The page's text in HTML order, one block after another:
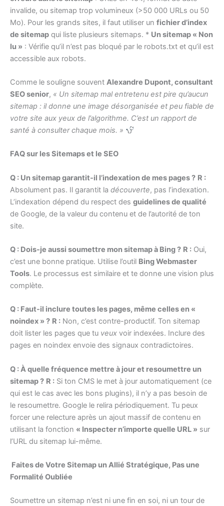
invalide, ou sitemap trop volumineux (>50 000 URLs ou 50
Mo). Pour les grands sites, il faut utiliser un fichier d’index
de sitemap qui liste plusieurs sitemaps. * Un sitemap « Non
lu » : Vérifie qu’il n’est pas bloqué par le robots.txt et qu’il est
accessible aux robots.
Comme le souligne souvent Alexandre Dupont, consultant
SEO senior, « Un sitemap mal entretenu est pire qu’aucun
sitemap : il donne une image désorganisée et peu fiable de
votre site aux yeux de l’algorithme. C’est un rapport de
santé à consulter chaque mois. »
FAQ sur les Sitemaps et le SEO
Q : Un sitemap garantit-il l’indexation de mes pages ? R :
Absolument pas. Il garantit la découverte, pas l’indexation.
L’indexation dépend du respect des guidelines de qualité
de Google, de la valeur du contenu et de l’autorité de ton
site.
Q : Dois-je aussi soumettre mon sitemap à Bing ? R : Oui,
c’est une bonne pratique. Utilise l’outil Bing Webmaster
Tools. Le processus est similaire et te donne une vision plus
complète.
Q : Faut-il inclure toutes les pages, même celles en «
noindex » ? R : Non, c’est contre-productif. Ton sitemap
doit lister les pages que tu veux voir indexées. Inclure des
pages en noindex envoie des signaux contradictoires.
Q : À quelle fréquence mettre à jour et resoumettre un
sitemap ? R : Si ton CMS le met à jour automatiquement (ce
qui est le cas avec les bons plugins), il n’y a pas besoin de
le resoumettre. Google le relira périodiquement. Tu peux
forcer une relecture après un ajout massif de contenu en
utilisant la fonction « Inspecter n’importe quelle URL » sur
l’URL du sitemap lui-même.
Faites de Votre Sitemap un Allié Stratégique, Pas une
Formalité Oubliée
Soumettre un sitemap n’est ni une fin en soi, ni un tour de